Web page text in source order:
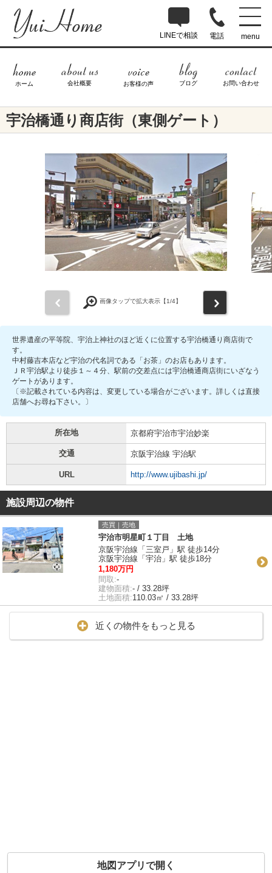
LINEで相談 電話 menu
ホーム 会社概要 お客様の声 ブログ お問い合わせ
宇治橋通り商店街（東側ゲート）
画像タップで拡大表示【1/4】
世界遺産の平等院、宇治上神社のほど近くに位置する宇治橋通り商店街で
す。
中村藤吉本店など宇治の代名詞である「お茶」のお店もあります。
ＪＲ宇治駅より徒歩１～４分、駅前の交差点には宇治橋通商店街にいざなう
ゲートがあります。
〔※記載されている内容は、変更している場合がございます。詳しくは直接
店舗へお尋ね下さい。〕
所在地 京都府宇治市宇治妙楽
交通 京阪宇治線 宇治駅
URL http://www.ujibashi.jp/
施設周辺の物件
売買｜売地
宇治市明星町１丁目 土地
京阪宇治線「三室戸」駅 徒歩14分
京阪宇治線「宇治」駅 徒歩18分
1,180万円
間取:-
建物面積:- / 33.28坪
土地面積:110.03㎡ / 33.28坪
近くの物件をもっと見る
地図アプリで開く